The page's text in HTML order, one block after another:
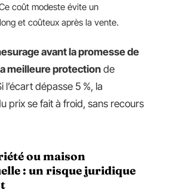
coût modeste évite un
et coûteux après la vente.
avant la promesse de
meilleure protection de
l’écart dépasse 5 %, la
prix se fait à froid, sans recours
ou maison
: un risque juridique